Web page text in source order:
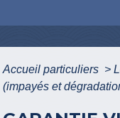
Accueil particuliers >
(impayés et